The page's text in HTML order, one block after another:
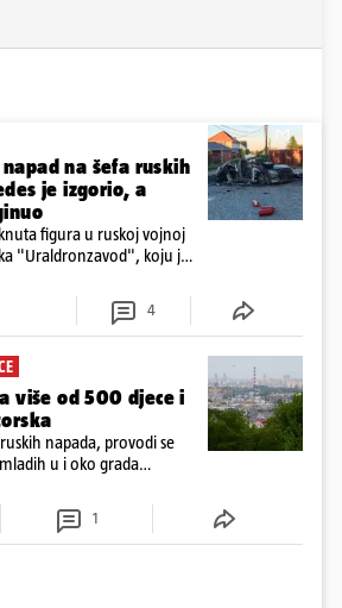
napad na šefa ruskih
je izgorio, a
figura u ruskoj vojnoj
"Uraldronzavod", koju je
"Upir"
4
više od 500 djece i
napada, provodi se
u i oko grada
1